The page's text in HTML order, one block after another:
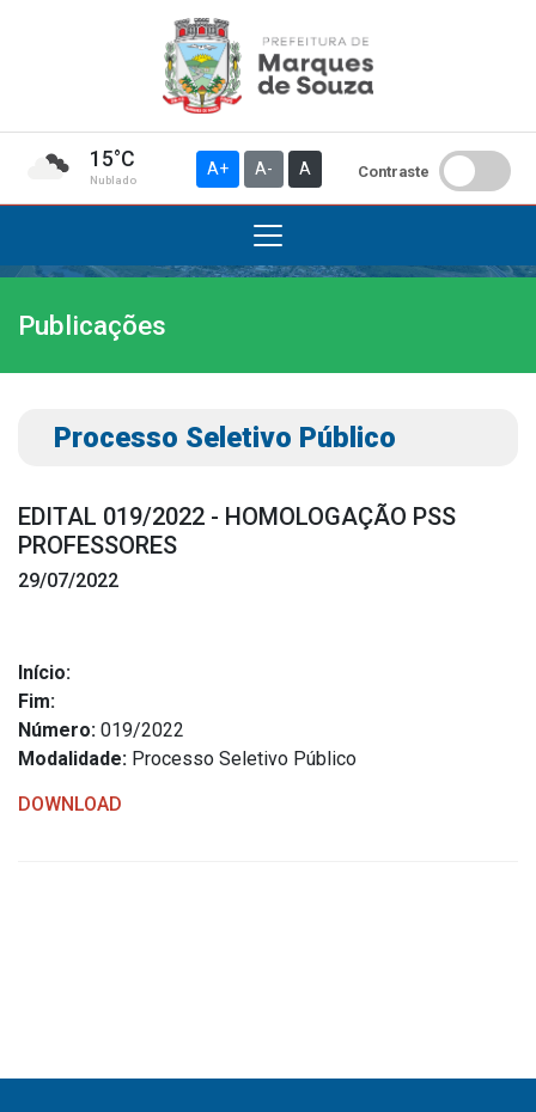
15°C
Nublado
A+ A- A Contraste
Institucional
A Prefeitura
Gabinete do Vice-prefeito
Símbolos Oficiais
Administração
Assistência Social
Publicações
Processo Seletivo Público
EDITAL 019/2022 - HOMOLOGAÇÃO PSS
PROFESSORES
29/07/2022
Início:
Fim:
Número: 019/2022
Modalidade: Processo Seletivo Público
DOWNLOAD